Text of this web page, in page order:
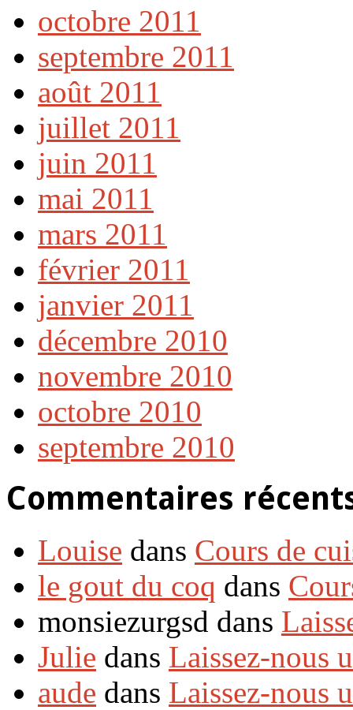
octobre 2011
septembre 2011
août 2011
juillet 2011
juin 2011
mai 2011
mars 2011
février 2011
janvier 2011
décembre 2010
novembre 2010
octobre 2010
septembre 2010
Commentaires
Louise dans Cours de
le gout du coq dans
monsiezurgsd dans
Julie dans Laissez-nous
aude dans Laissez-nous